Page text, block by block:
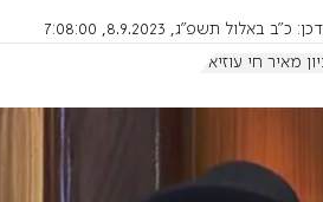
כ"ב באלול תשפ"ג, 8.9.2023, 7:08:00
מאיר חי עוזיאל